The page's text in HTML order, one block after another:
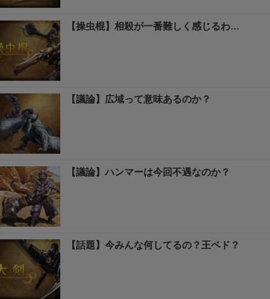
【操虫棍】相殺が一番難しく感じるわ…
【議論】広域って意味あるのか？
【議論】ハンマーは今回不遇なのか？
【話題】今みんな何してるの？王ベド？